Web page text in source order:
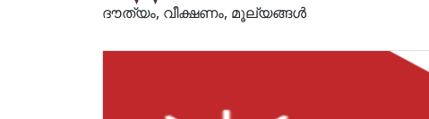
ദൗത്യം, വീക്ഷണം, മൂല്യങ്ങള്‍